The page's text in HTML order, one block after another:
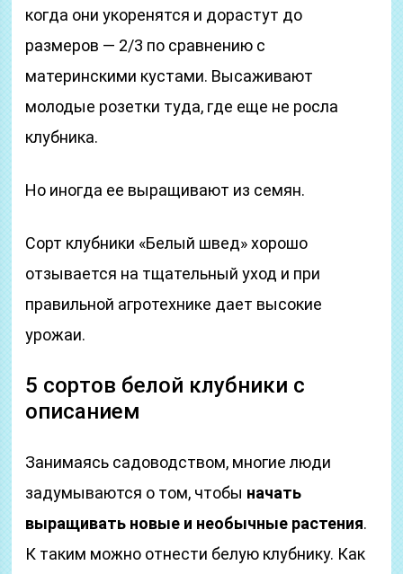
когда они укоренятся и дорастут до
размеров — 2/3 по сравнению с
материнскими кустами. Высаживают
молодые розетки туда, где еще не росла
клубника.
Но иногда ее выращивают из семян.
Сорт клубники «Белый швед» хорошо
отзывается на тщательный уход и при
правильной агротехнике дает высокие
урожаи.
5 сортов белой клубники с
описанием
Занимаясь садоводством, многие люди
задумываются о том, чтобы начать
выращивать новые и необычные растения.
К таким можно отнести белую клубнику. Как